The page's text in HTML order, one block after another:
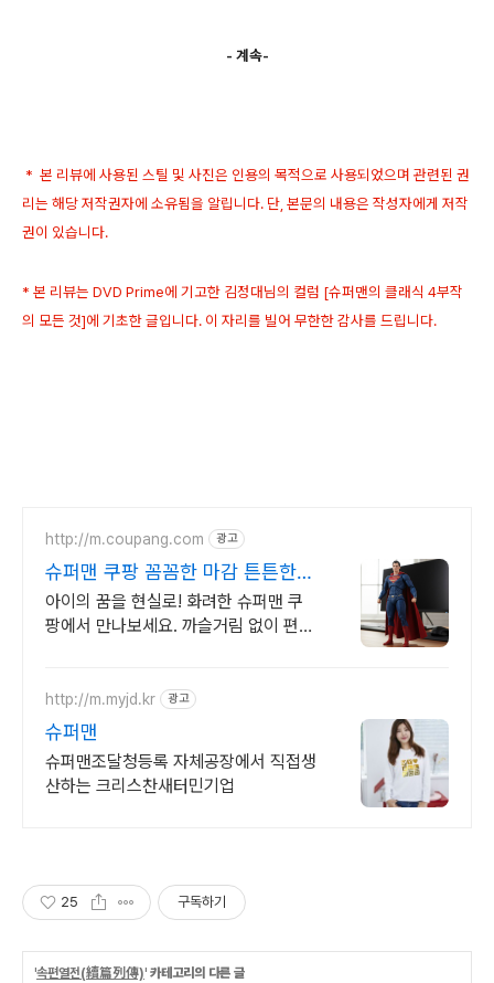
- 계속-
* 본 리뷰에 사용된 스틸 및 사진은 인용의 목적으로 사용되었으며 관련된 권
리는 해당 저작권자에 소유됨을 알립니다. 단, 본문의 내용은 작성자에게 저작
권이 있습니다.
* 본 리뷰는 DVD Prime에 기고한 김정대님의 컬럼 [슈퍼맨의 클래식 4부작
의 모든 것]에 기초한 글입니다. 이 자리를 빌어 무한한 감사를 드립니다.
http://m.coupang.com 광고
슈퍼맨 쿠팡 꼼꼼한 마감 튼튼한
품질
아이의 꿈을 현실로! 화려한 슈퍼맨 쿠
팡에서 만나보세요. 까슬거림 없이 편안
http://m.myjd.kr 광고
슈퍼맨
슈퍼맨조달청등록 자체공장에서 직접생
산하는 크리스찬새터민기업
25 구독하기
'속편열전(續篇列傳)' 카테고리의 다른 글